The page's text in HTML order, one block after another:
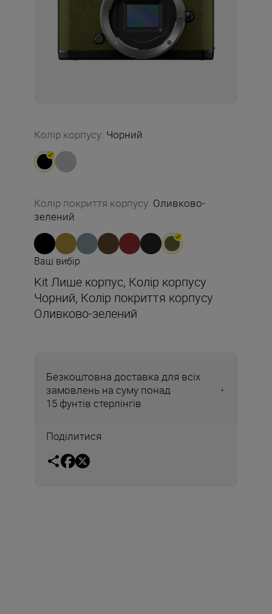
Колір корпусу: Чорний
Колір покриття корпусу: Оливково-
зелений
Ваш вибір
Kit Лише корпус, Колір корпусу
Чорний, Колір покриття корпусу
Оливково-зелений
Безкоштовна доставка для всіх
замовлень на суму понад
15 фунтів стерлінгів
Поділитися